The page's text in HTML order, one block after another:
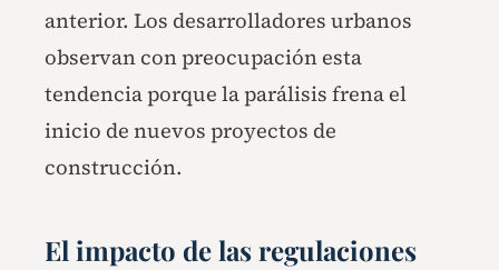
anterior. Los desarrolladores urbanos
observan con preocupación esta
tendencia porque la parálisis frena el
inicio de nuevos proyectos de
construcción.
El impacto de las regulaciones